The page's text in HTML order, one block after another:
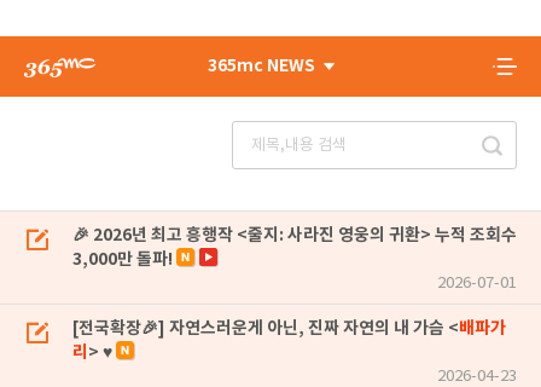
365mc NEWS
🎉 2026년 최고 흥행작 <줄지: 사라진 영웅의 귀환> 누적 조회수
3,000만 돌파!
2026-07-01
[전국확장🎉] 자연스러운게 아닌, 진짜 자연의 내 가슴 <배파가
리 > ♥
2026-04-23